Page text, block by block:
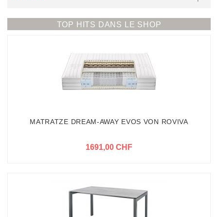
TOP HITS DANS LE SHOP
MATRATZE DREAM-AWAY EVOS VON ROVIVA
1691,00 CHF